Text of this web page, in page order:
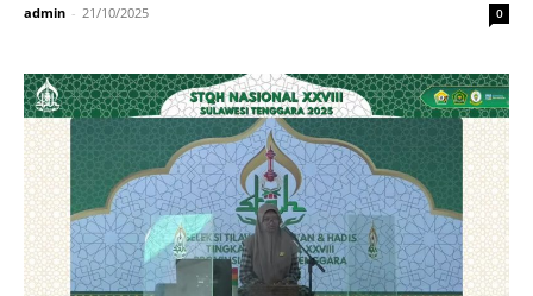
admin - 21/10/2025 0